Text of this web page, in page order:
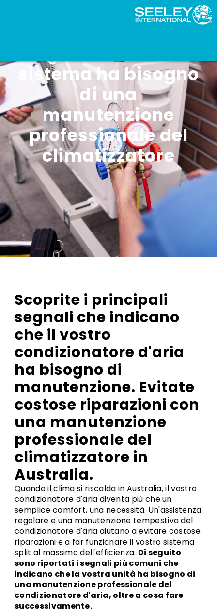
sistema ha bisogno
di una
manutenzione
professionale del
climatizzatore
Scoprite i principali
segnali che indicano
che il vostro
condizionatore d'aria
ha bisogno di
manutenzione. Evitate
costose riparazioni con
una manutenzione
professionale del
climatizzatore in
Australia.
Quando il clima si riscalda in Australia, il vostro
condizionatore d'aria diventa più che un
semplice comfort, una necessità. Un'assistenza
regolare e una manutenzione tempestiva del
condizionatore d'aria aiutano a evitare costose
riparazioni e a far funzionare il vostro sistema
split al massimo dell'efficienza. Di seguito
sono riportati i segnali più comuni che
indicano che la vostra unità ha bisogno di
una manutenzione professionale del
condizionatore d'aria, oltre a cosa fare
successivamente.